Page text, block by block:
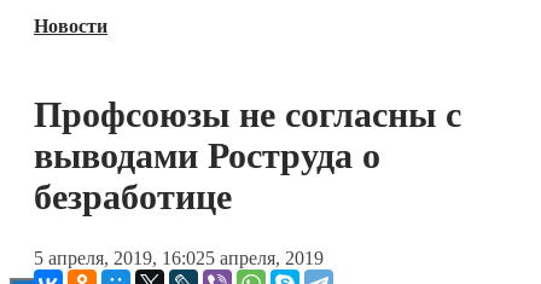
Блокчейн
Технологии
ESG
Новости
Профсоюзы не согласны с
выводами Роструда о
безработице
5 апреля, 2019, 16:025 апреля, 2019